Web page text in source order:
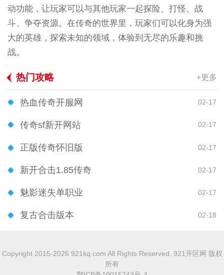
动功能，让玩家可以与其他玩家一起探险、打怪、战
斗、争夺资源。在传奇的世界里，玩家们可以化身为强
大的英雄，探索未知的领域，体验到无尽的乐趣和挑
战。
热门攻略 +更多
热血传奇开服网 02-17
传奇sf新开网站 02-17
正版传奇怀旧版 02-17
新开合击1.85传奇 02-17
魅影迷失单职业 02-17
复古合击版本 02-18
Copyright 2015-2026 921kq.com All Rights Reserved. 921开区网 版权
所有